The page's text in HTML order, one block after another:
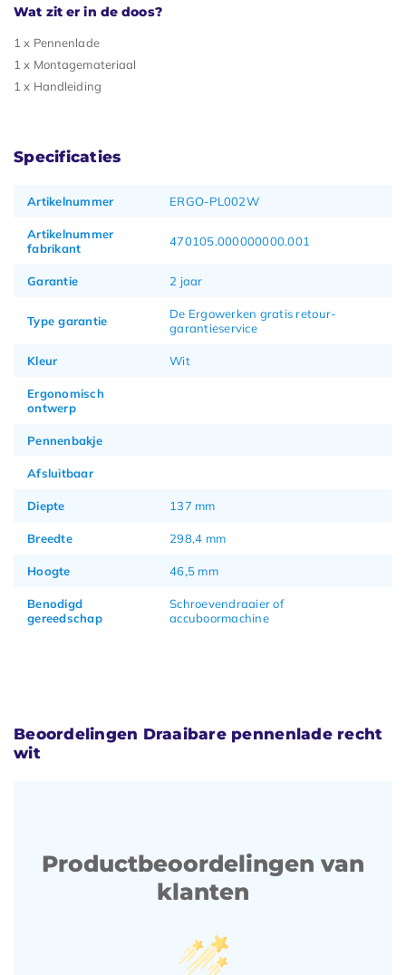
Wat zit er in de doos?
1 x Pennenlade
1 x Montagemateriaal
1 x Handleiding
Specificaties
Artikelnummer ERGO-PL002W
Artikelnummer
fabrikant
470105.000000000.001
Garantie 2 jaar
Type garantie
De Ergowerken gratis retour-
garantieservice
Kleur Wit
Ergonomisch
ontwerp
Pennenbakje
Afsluitbaar
Diepte 137 mm
Breedte 298,4 mm
Hoogte 46,5 mm
Benodigd
gereedschap
Schroevendraaier of
accuboormachine
Beoordelingen Draaibare pennenlade recht
wit
Productbeoordelingen van
klanten